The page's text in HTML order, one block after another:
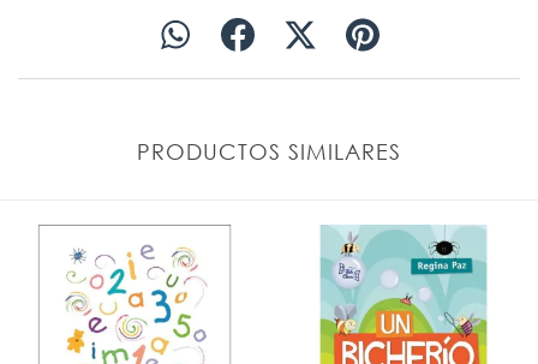
PRODUCTOS SIMILARES